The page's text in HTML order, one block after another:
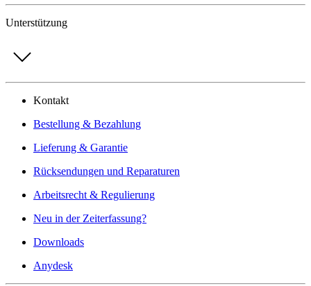
Unterstützung
Kontakt
Bestellung & Bezahlung
Lieferung & Garantie
Rücksendungen und Reparaturen
Arbeitsrecht & Regulierung
Neu in der Zeiterfassung?
Downloads
Anydesk